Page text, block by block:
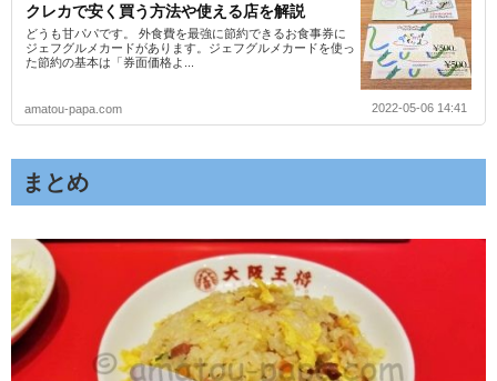
クレカで安く買う方法や使える店を解説
どうも甘パパです。 外食費を最強に節約できるお食事券に
ジェフグルメカードがあります。ジェフグルメカードを使っ
た節約の基本は「券面価格よ...
amatou-papa.com 2022-05-06 14:41
まとめ